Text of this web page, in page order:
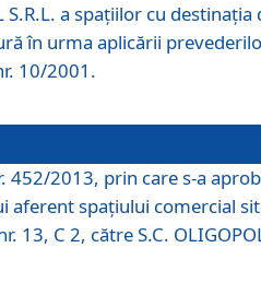
S.R.L. a spaţiilor cu destinaţia
în urma aplicării
10/2001.
452/2013, prin care s-a
aferent spaţiului comercial
13, C 2, către S.C.